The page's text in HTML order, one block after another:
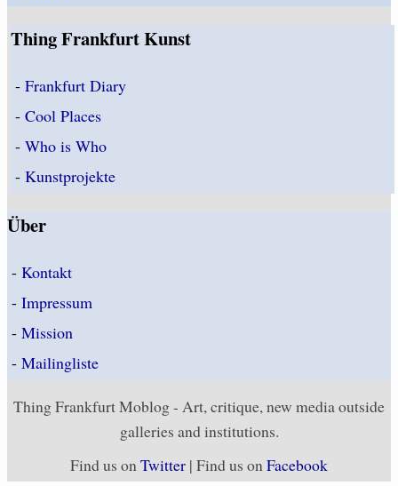
Thing Frankfurt Kunst
-Frankfurt Diary
-Cool Places
-Who is Who
-Kunstprojekte
Über
- Kontakt
- Impressum
- Mission
- Mailingliste
Thing Frankfurt Moblog - Art, critique, new media outside
galleries and institutions.
Find us onTwitter | Find us onFacebook